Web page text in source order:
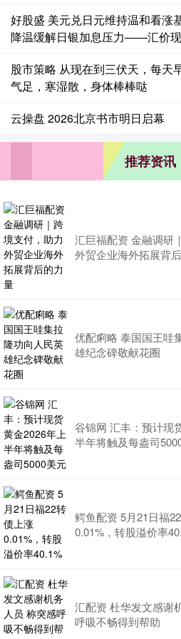
好股盛 美元兑日元维持温和看涨
降温缓解日银加息压力——汇价
股市策略 从现在到三伏天，每天
气足，寒湿散，身体棒棒哒
云操盘 2026北京书市明日启幕
推荐资讯
汇巨福配资 金融调研
外贸企业海外拓展背
优配痢略 泰国国王哇
雄纪念碑敬献花圈
谷锦网 汇丰：预计现
半年将触及每盎司
鳄鱼配资 5月21日福
0.01%，转股溢价率
汇配资 杜华发文感谢
呼吸不畅得到帮助